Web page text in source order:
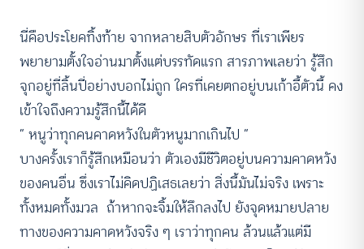
นี่คือประโยคทิ้งท้าย จากหลายสิบตัวอักษร ที่เราเพียร
พยายามตั้งใจอ่านมาตั้งแต่บรรทัดแรก สารภาพเลยว่า รู้สึก
จุกอยู่ที่ลิ้นปี่อย่างบอกไม่ถูก ใครที่เคยตกอยู่บนเก้าอี้ตัวนี้ คง
เข้าใจถึงความรู้สึกนี้ได้ดี
“ หนูว่าทุกคนคาดหวังในตัวหนูมากเกินไป “
บางครั้งเราก็รู้สึกเหมือนว่า ตัวเองมีชีวิตอยู่บนความคาดหวัง
ของคนอื่น ซึ่งเราไม่คิดปฏิเสธเลยว่า สิ่งนี้มันไม่จริง เพราะ
ทั้งหมดทั้งมวล ถ้าหากจะจิ้มให้ลึกลงไป ยังจุดหมายปลาย
ทางของความคาดหวังจริง ๆ เราว่าทุกคน ล้วนแล้วแต่มี